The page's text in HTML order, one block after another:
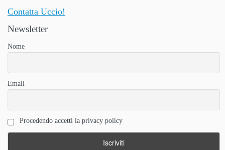
Contatta Uccio!
Newsletter
Nome
Email
Procedendo accetti la privacy policy